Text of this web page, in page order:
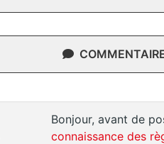
Bonjour, avant de
connaissance des